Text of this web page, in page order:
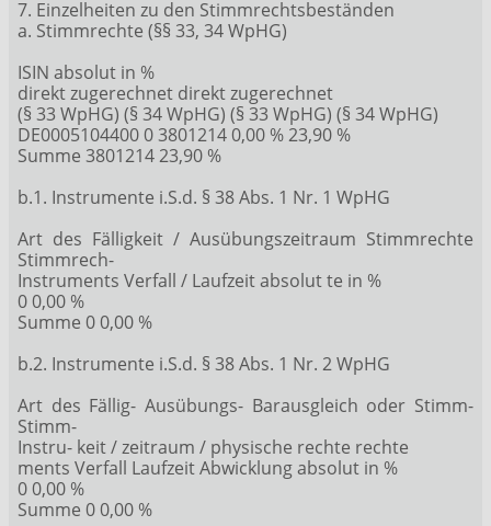
7. Einzelheiten zu den Stimmrechtsbeständen
a. Stimmrechte (§§ 33, 34 WpHG)
ISIN absolut in %
direkt zugerechnet direkt zugerechnet
(§ 33 WpHG) (§ 34 WpHG) (§ 33 WpHG) (§ 34 WpHG)
DE0005104400 0 3801214 0,00 % 23,90 %
Summe 3801214 23,90 %
b.1. Instrumente i.S.d. § 38 Abs. 1 Nr. 1 WpHG
Art des Fälligkeit / Ausübungszeitraum Stimmrechte
Stimmrech-
Instruments Verfall / Laufzeit absolut te in %
0 0,00 %
Summe 0 0,00 %
b.2. Instrumente i.S.d. § 38 Abs. 1 Nr. 2 WpHG
Art des Fällig- Ausübungs- Barausgleich oder Stimm-
Stimm-
Instru- keit / zeitraum / physische rechte rechte
ments Verfall Laufzeit Abwicklung absolut in %
0 0,00 %
Summe 0 0,00 %